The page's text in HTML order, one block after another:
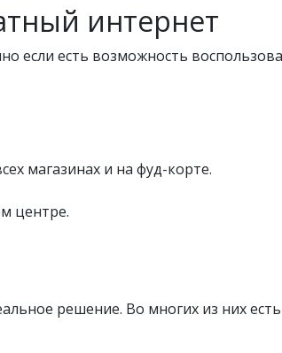
интернет
если есть возможность
магазинах и на фуд-корте.
центре.
решение. Во многих из них